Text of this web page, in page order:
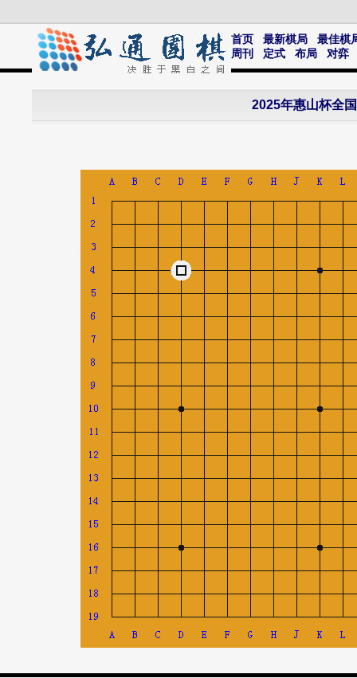
首页 最新棋局
最佳棋
周刊
定式 布局 对弈
2025年惠山杯全